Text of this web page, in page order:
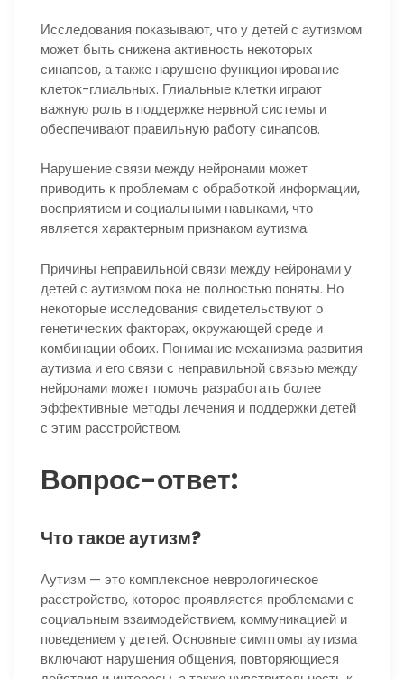
Исследования показывают, что у детей с аутизмом
может быть снижена активность некоторых
синапсов, а также нарушено функционирование
клеток-глиальных. Глиальные клетки играют
важную роль в поддержке нервной системы и
обеспечивают правильную работу синапсов.
Нарушение связи между нейронами может
приводить к проблемам с обработкой информации,
восприятием и социальными навыками, что
является характерным признаком аутизма.
Причины неправильной связи между нейронами у
детей с аутизмом пока не полностью поняты. Но
некоторые исследования свидетельствуют о
генетических факторах, окружающей среде и
комбинации обоих. Понимание механизма развития
аутизма и его связи с неправильной связью между
нейронами может помочь разработать более
эффективные методы лечения и поддержки детей
с этим расстройством.
Вопрос-ответ:
Что такое аутизм?
Аутизм — это комплексное неврологическое
расстройство, которое проявляется проблемами с
социальным взаимодействием, коммуникацией и
поведением у детей. Основные симптомы аутизма
включают нарушения общения, повторяющиеся